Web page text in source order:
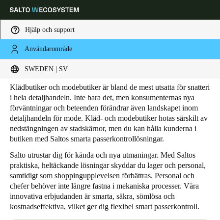
Hjälp och support
Användarområde
SWEDEN | SV
Ange plats och språkpreferens
Global Europe North America Caribbean -
Sweden Svenska
Germany
Deutsch
Switzerland
DeutschFrançaisItaliano
HOME SEGMENT
Kläd- och modebutiker
Klädbutiker och modebutiker är bland de mest utsatta för snatteri
i hela detaljhandeln. Inte bara det, men konsumenternas nya
förväntningar och beteenden förändrar även landskapet inom
detaljhandeln för mode. Kläd- och modebutiker hotas särskilt av
nedstängningen av stadskärnor, men du kan hålla kunderna i
butiken med Saltos smarta passerkontrollösningar.
Salto utrustar dig för kända och nya utmaningar. Med Saltos
praktiska, heltäckande lösningar skyddar du lager och personal,
samtidigt som shoppingupplevelsen förbättras. Personal och
chefer behöver inte längre fastna i mekaniska processer. Våra
innovativa erbjudanden är smarta, säkra, sömlösa och
kostnadseffektiva, vilket ger dig flexibel smart passerkontroll.